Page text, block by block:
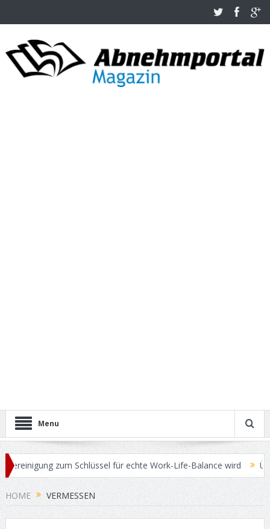
Menu
zum Schlüssel für echte Work-Life-Balance wird
HOME VERMESSEN